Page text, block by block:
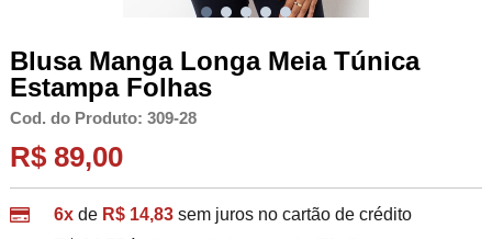
Blusa Manga Longa Meia Túnica
Estampa Folhas
Cod. do Produto: 309-28
R$ 89,00
6xde R$ 14,83 sem juros no cartão de crédito